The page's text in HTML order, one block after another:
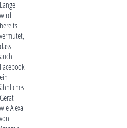
Lange
wird
bereits
vermutet,
dass
auch
Facebook
ein
ähnliches
Gerät
wie Alexa
von